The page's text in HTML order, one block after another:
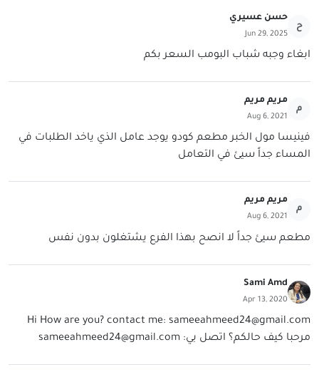
ح
حسن عسيري
Jun 29, 2025
ابغاء وجبه شباب البومب السعر بكم
م
مريم مريم
Aug 6, 2021
فينيسا مول الخبر مطعم كودو يوجد عامل الذي ياخد الطلبات في
المساء جداً سيئ في التعامل
م
مريم مريم
Aug 6, 2021
مطعم سيئ جداً لا انصح بهذا الفرع يشتغلون بدون نفس
Sami Amd
Apr 13, 2020
Hi How are you? contact me: sameeahmeed24@gmail.com
مرحبا كيف حالكم؟ اتصل بي: sameeahmeed24@gmail.com